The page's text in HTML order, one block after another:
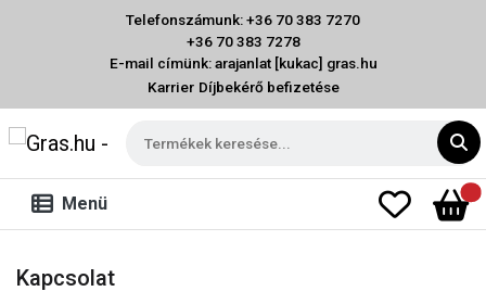
Telefonszámunk: +36 70 383 7270
+36 70 383 7278
E-mail címünk: arajanlat [kukac] gras.hu
Karrier Díjbekérő befizetése
Menü
Kapcsolat